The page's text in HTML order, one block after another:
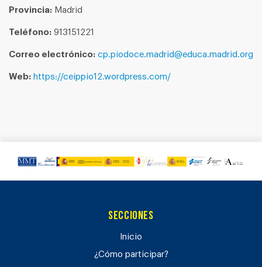
Provincia: Madrid
Teléfono: 913151221
Correo electrónico: cp.piodoce.madrid@educa.madrid.org
Web: https://ceippio12.wordpress.com/
Secciones
Inicio
¿Cómo participar?